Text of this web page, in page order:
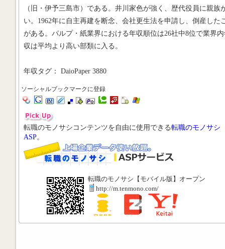
（旧・伊予三島市）である。井川家色が強く、歴代役員に親族
い。1962年に自主再建を断念、会社更生法を申請し、倒産した
がある。パルプ・紙業界における年収順位は26社中8位で業界
収は平均より高い部類に入る。
年収タグ： DaioPaper 3880
ソーシャルブックマークに登録
転職のモノサシコンテンツを自由に使用できる転職のモノサシ
ASP。
転職のモノサシ【モバイル版】オープン
http://m.tenmono.com/